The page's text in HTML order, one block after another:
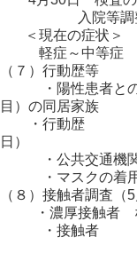
入院等調
＜現在の症状＞
軽症～中等症
（７）行動歴等
・陽性患者との
目）の同居家族
・行動歴 出
日）
・公共交通機
・マスクの
（８）接触者調査（
・濃厚接触者
・接触者